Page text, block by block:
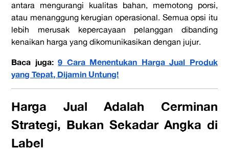
antara mengurangi kualitas bahan, memotong porsi,
atau menanggung kerugian operasional. Semua opsi itu
lebih merusak kepercayaan pelanggan dibanding
kenaikan harga yang dikomunikasikan dengan jujur.
Baca juga:9 Cara Menentukan Harga Jual Produk
yang Tepat, Dijamin Untung!
Harga Jual Adalah Cerminan
Strategi, Bukan Sekadar Angka di
Label